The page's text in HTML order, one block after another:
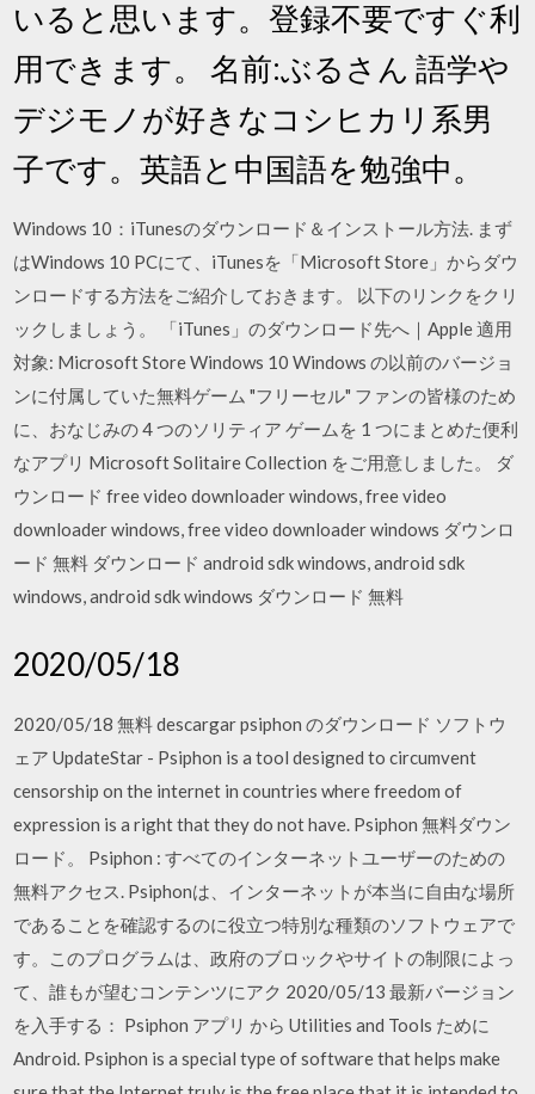
いると思います。登録不要ですぐ利
用できます。 名前:ぶるさん 語学や
デジモノが好きなコシヒカリ系男
子です。英語と中国語を勉強中。
Windows 10：iTunesのダウンロード＆インストール方法. まず
はWindows 10 PCにて、iTunesを「Microsoft Store」からダウ
ンロードする方法をご紹介しておきます。 以下のリンクをクリ
ックしましょう。 「iTunes」のダウンロード先へ｜Apple 適用
対象: Microsoft Store Windows 10 Windows の以前のバージョ
ンに付属していた無料ゲーム "フリーセル" ファンの皆様のため
に、おなじみの 4 つのソリティア ゲームを 1 つにまとめた便利
なアプリ Microsoft Solitaire Collection をご用意しました。 ダ
ウンロード free video downloader windows, free video
downloader windows, free video downloader windows ダウンロ
ード 無料 ダウンロード android sdk windows, android sdk
windows, android sdk windows ダウンロード 無料
2020/05/18
2020/05/18 無料 descargar psiphon のダウンロード ソフトウ
ェア UpdateStar - Psiphon is a tool designed to circumvent
censorship on the internet in countries where freedom of
expression is a right that they do not have. Psiphon 無料ダウン
ロード。 Psiphon : すべてのインターネットユーザーのための
無料アクセス. Psiphonは、インターネットが本当に自由な場所
であることを確認するのに役立つ特別な種類のソフトウェアで
す。このプログラムは、政府のブロックやサイトの制限によっ
て、誰もが望むコンテンツにアク 2020/05/13 最新バージョン
を入手する： Psiphon アプリ から Utilities and Tools ために
Android. Psiphon is a special type of software that helps make